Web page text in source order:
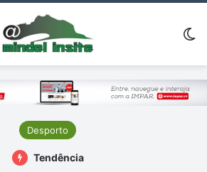
Desporto
Tendência